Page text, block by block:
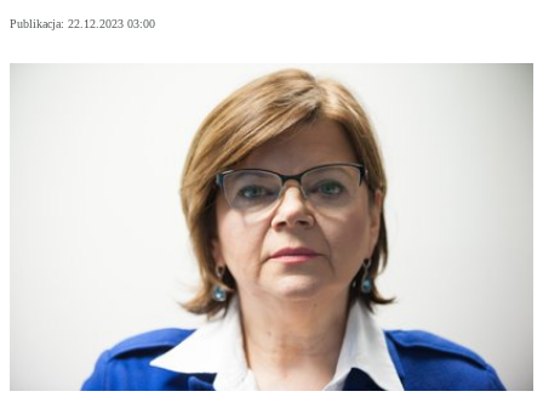
Publikacja: 22.12.2023 03:00